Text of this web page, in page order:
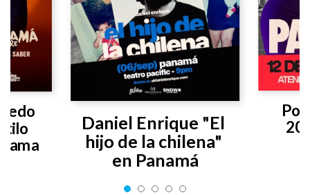
Daniel Enrique "El
hijo de la chilena"
en Panamá